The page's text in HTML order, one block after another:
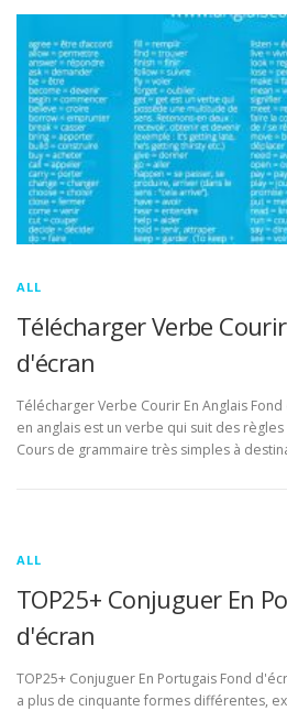
ALL
Télécharger Verbe
d'écran
Télécharger Verbe Courir En Anglais
en anglais est un verbe qui suit des
Cours de grammaire très simples à
ALL
TOP25+ Conjuguer En
d'écran
TOP25+ Conjuguer En Portugais Fond
a plus de cinquante formes différentes,